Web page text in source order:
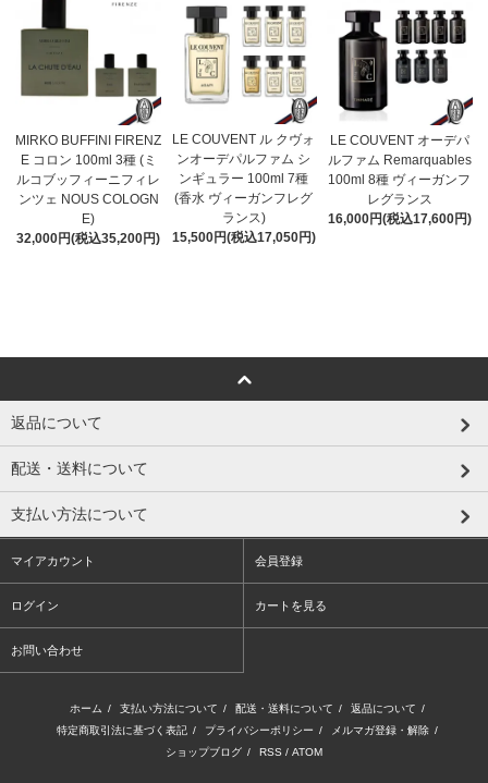
MIRKO BUFFINI FIRENZ
E コロン 100ml 3種 (ミ
ルコブッフィーニフィレ
ンツェ NOUS COLOGN
E)
32,000円(税込35,200円)
LE COUVENT ル クヴォ
ンオーデパルファム シ
ンギュラー 100ml 7種
(香水 ヴィーガンフレグ
ランス)
15,500円(税込17,050円)
LE COUVENT オーデパ
ルファム Remarquables
100ml 8種 ヴィーガンフ
レグランス
16,000円(税込17,600円)
返品について
配送・送料について
支払い方法について
マイアカウント 会員登録
ログイン カートを見る
お問い合わせ
ホーム / 支払い方法について / 配送・送料について / 返品について /
特定商取引法に基づく表記 / プライバシーポリシー / メルマガ登録・解除 /
ショップブログ / RSS / ATOM